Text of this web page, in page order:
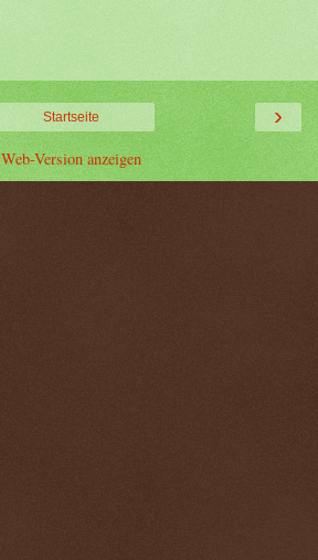
›
Startseite
Web-Version anzeigen